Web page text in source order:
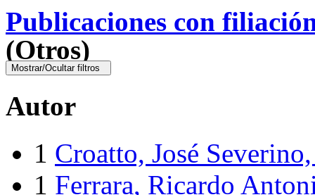
Publicaciones con
(Otros)
Autor
1 Croatto, José
1 Ferrara, Ricardo